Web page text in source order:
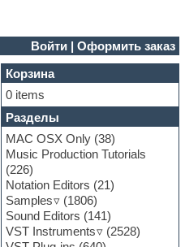
Войти |Оформить заказ
Корзина
0 items
Разделы
MAC OSX Only (38)
Music Production Tutorials
(226)
Notation Editors (21)
Samples
(1806)
Sound Editors (141)
VST Instruments
(2528)